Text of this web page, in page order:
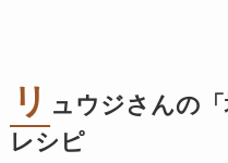
リ ュウジさんの
レシピ